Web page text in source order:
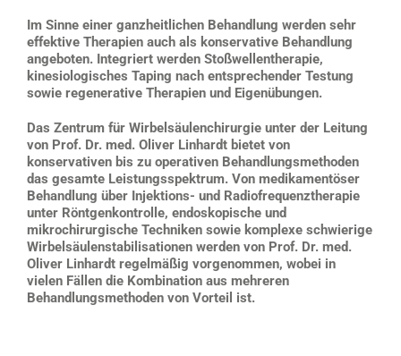
Im Sinne einer ganzheitlichen Behandlung werden sehr
effektive Therapien auch als konservative Behandlung
angeboten. Integriert werden Stoßwellentherapie,
kinesiologisches Taping nach entsprechender Testung
sowie regenerative Therapien und Eigenübungen.
Das Zentrum für Wirbelsäulenchirurgie unter der Leitung
von Prof. Dr. med. Oliver Linhardt bietet von
konservativen bis zu operativen Behandlungsmethoden
das gesamte Leistungsspektrum. Von medikamentöser
Behandlung über Injektions- und Radiofrequenztherapie
unter Röntgenkontrolle, endoskopische und
mikrochirurgische Techniken sowie komplexe schwierige
Wirbelsäulenstabilisationen werden von Prof. Dr. med.
Oliver Linhardt regelmäßig vorgenommen, wobei in
vielen Fällen die Kombination aus mehreren
Behandlungsmethoden von Vorteil ist.